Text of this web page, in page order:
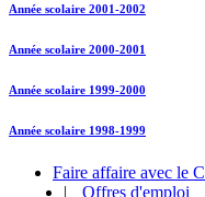
Année scolaire 2001-2002
Année scolaire 2000-2001
Année scolaire 1999-2000
Année scolaire 1998-1999
Faire affaire avec le
Offres d'emploi